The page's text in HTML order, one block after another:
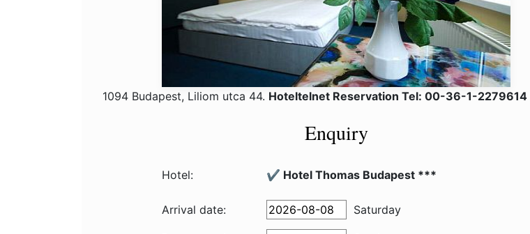
1094 Budapest, Liliom utca 44. Hoteltelnet Reservation Tel: 00-36-1-2279614
Enquiry
Hotel: ✔️ Hotel Thomas Budapest ***
Arrival date: Saturday